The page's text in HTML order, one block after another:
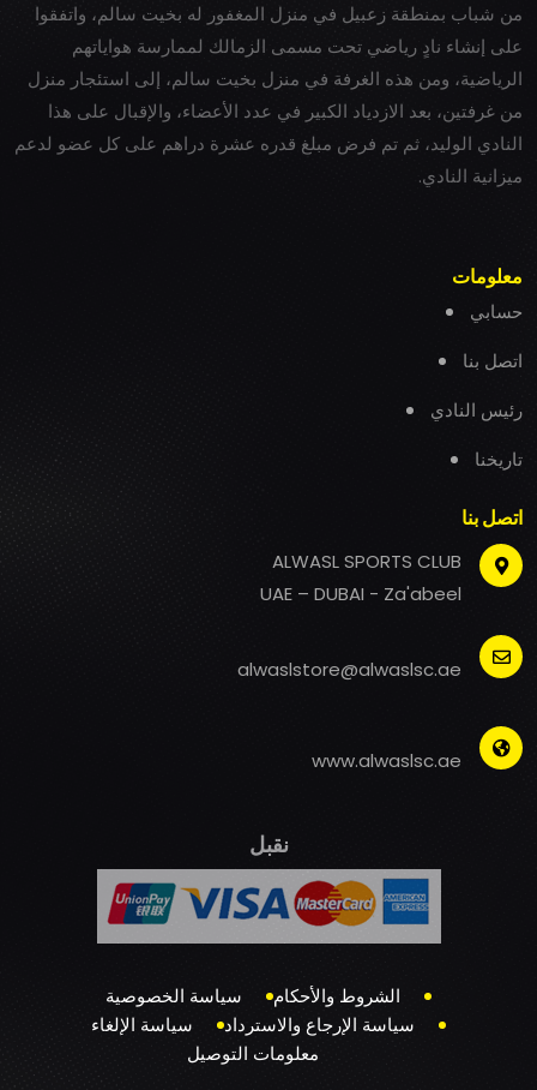
من شباب بمنطقة زعبيل في منزل المغفور له بخيت سالم، واتفقوا
على إنشاء نادٍ رياضي تحت مسمى الزمالك لممارسة هواياتهم
الرياضية، ومن هذه الغرفة في منزل بخيت سالم، إلى استئجار منزل
من غرفتين، بعد الازدياد الكبير في عدد الأعضاء، والإقبال على هذا
النادي الوليد، ثم تم فرض مبلغ قدره عشرة دراهم على كل عضو لدعم
ميزانية النادي.
معلومات
حسابي
اتصل بنا
رئيس النادي
تاريخنا
اتصل بنا
ALWASL SPORTS CLUB
UAE – DUBAI - Za'abeel
alwaslstore@alwaslsc.ae
www.alwaslsc.ae
نقبل
الشروط والأحكام
سياسة الخصوصية
سياسة الإرجاع والاسترداد
سياسة الإلغاء
معلومات التوصيل